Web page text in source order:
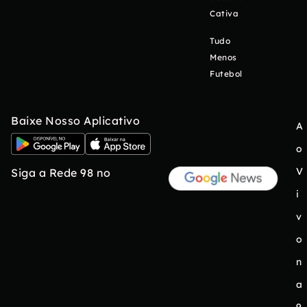
Cativa
Tudo
Menos
Futebol
Baixe Nosso Aplicativo
Siga a Rede 98 no
A
o
V
i
v
o
n
a